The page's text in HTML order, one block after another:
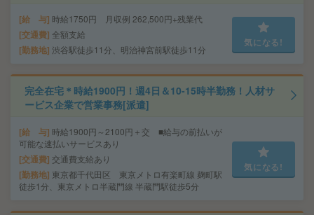
給 与 時給1750円 月収例 262,500円+残業代
交通費 全額支給
勤務地 渋谷駅徒歩11分、明治神宮前駅徒歩11分
気になる!
完全在宅＊時給1900円！週4日＆10-15時半勤務！人材サ
ービス企業で営業事務[派遣]
給 与 時給1900円～2100円＋交 ■給与の前払いが
可能な速払いサービスあり
交通費 交通費支給あり
勤務地 東京都千代田区 東京メトロ有楽町線 麹町駅
徒歩1分、東京メトロ半蔵門線 半蔵門駅徒歩5分
気になる!